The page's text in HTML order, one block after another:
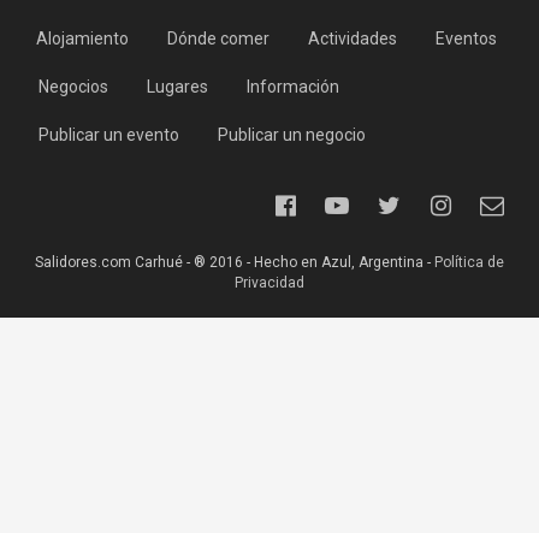
Alojamiento Dónde comer Actividades Eventos
Negocios Lugares Información
Publicar un evento Publicar un negocio
Salidores.com Carhué - ® 2016 - Hecho en Azul, Argentina - Política de
Privacidad